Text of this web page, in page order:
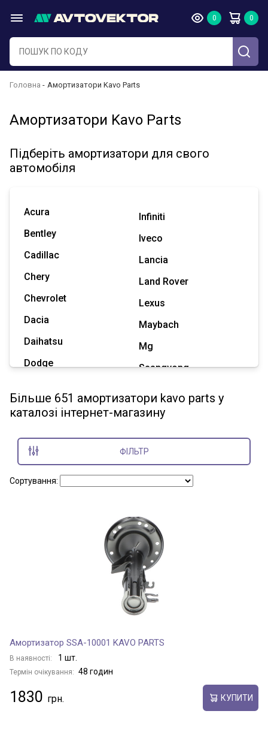
Головна Амортизатори Kavo Parts
Амортизатори Kavo Parts
Підберіть амортизатори для свого
автомобіля
Acura
Bentley
Cadillac
Chery
Chevrolet
Dacia
Daihatsu
Dodge
Great Wall
Hummer
Infiniti
Iveco
Lancia
Land Rover
Lexus
Maybach
Mg
Ssangyong
Tesla
Показати всі марки
Більше 651 амортизатори kavo parts у
каталозі інтернет-магазину
ФІЛЬТР
Сортування:
Амортизатор SSA-10001 KAVO PARTS
В наявності: 1 шт.
Термін очікування: 48 годин
1830 КУПИТИ